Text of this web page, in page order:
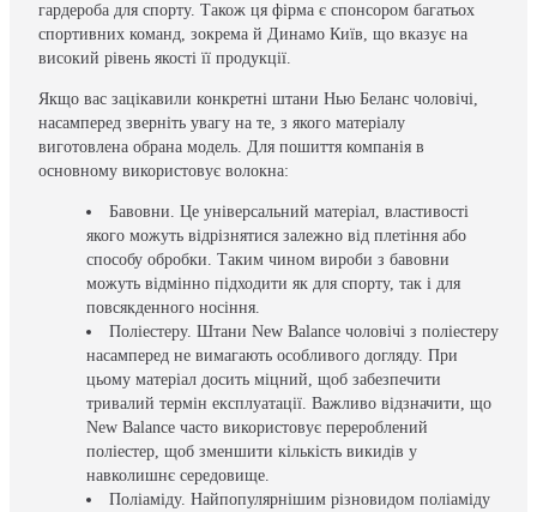
гардероба для спорту. Також ця фірма є спонсором багатьох
спортивних команд, зокрема й Динамо Київ, що вказує на
високий рівень якості її продукції.
Якщо вас зацікавили конкретні штани Нью Беланс чоловічі,
насамперед зверніть увагу на те, з якого матеріалу
виготовлена обрана модель. Для пошиття компанія в
основному використовує волокна:
Бавовни. Це універсальний матеріал, властивості
якого можуть відрізнятися залежно від плетіння або
способу обробки. Таким чином вироби з бавовни
можуть відмінно підходити як для спорту, так і для
повсякденного носіння.
Поліестеру. Штани New Balance чоловічі з поліестеру
насамперед не вимагають особливого догляду. При
цьому матеріал досить міцний, щоб забезпечити
тривалий термін експлуатації. Важливо відзначити, що
New Balance часто використовує перероблений
поліестер, щоб зменшити кількість викидів у
навколишнє середовище.
Поліаміду. Найпопулярнішим різновидом поліаміду